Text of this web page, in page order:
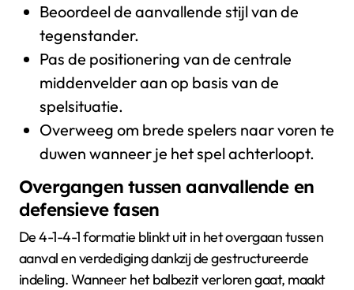
Beoordeel de aanvallende stijl van de
tegenstander.
Pas de positionering van de centrale
middenvelder aan op basis van de
spelsituatie.
Overweeg om brede spelers naar voren te
duwen wanneer je het spel achterloopt.
Overgangen tussen aanvallende en
defensieve fasen
De 4-1-4-1 formatie blinkt uit in het overgaan tussen
aanval en verdediging dankzij de gestructureerde
indeling. Wanneer het balbezit verloren gaat, maakt